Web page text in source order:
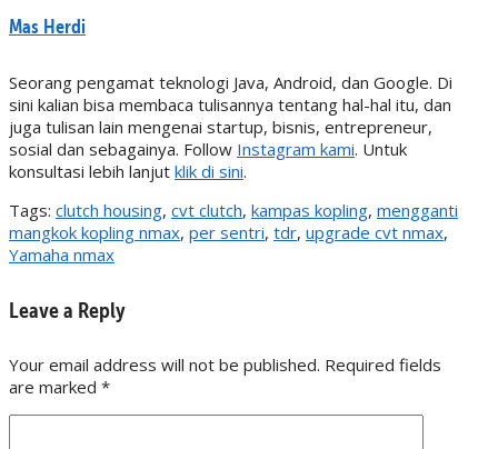
Mas Herdi
Seorang pengamat teknologi Java, Android, dan Google. Di
sini kalian bisa membaca tulisannya tentang hal-hal itu, dan
juga tulisan lain mengenai startup, bisnis, entrepreneur,
sosial dan sebagainya. Follow Instagram kami. Untuk
konsultasi lebih lanjut klik di sini.
Tags: clutch housing, cvt clutch, kampas kopling, mengganti
mangkok kopling nmax, per sentri, tdr, upgrade cvt nmax,
Yamaha nmax
Leave a Reply
Your email address will not be published. Required fields
are marked *